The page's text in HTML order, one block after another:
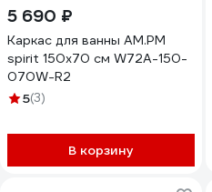
5 690 ₽
Каркас для ванны AM.PM
spirit 150х70 см W72A-150-
070W-R2
5(3)
В корзину